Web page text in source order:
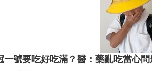
一號要吃好吃滿？醫：藥亂吃當心